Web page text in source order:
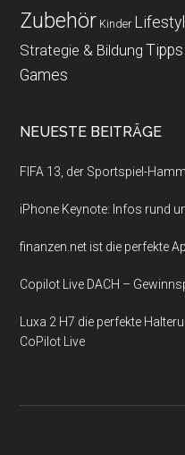
Zubehör Kinder
Strategie & Bildung
Games
NEUESTE BEITRÄGE
FIFA 13, der Sportspiel-
iPhone Keynote: Infos rund
finanzen.net ist die perfekte
Copilot Live DACH –
Luxa 2 H7 die perfekte
CoPilot Live